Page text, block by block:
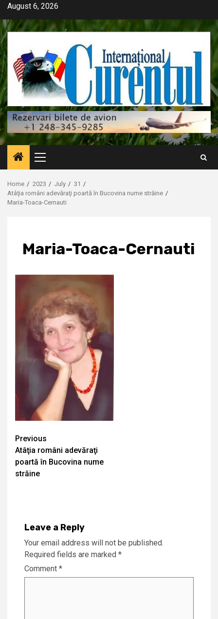
Skip
content
August 6, 2026
Primary
Menu
Home 2023 July
31
Atâţia români adevăraţi poartă în Bucovina nume străine
Maria-Toaca-Cernauti
Maria-Toaca-Cernauti
Continue
Reading
Previous
Atâţia români adevăraţi
poartă în Bucovina nume
străine
Leave a Reply
Your email address will not be published.
Required fields are marked *
Comment *